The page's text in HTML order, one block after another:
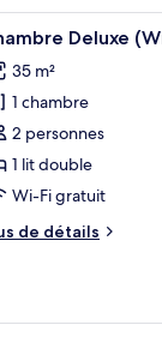
fournisles chambres,
:
5 Deluxe
35 m²
1 chambre
2 personnes
1 lit double
Wi-Fi gratuit
de détails